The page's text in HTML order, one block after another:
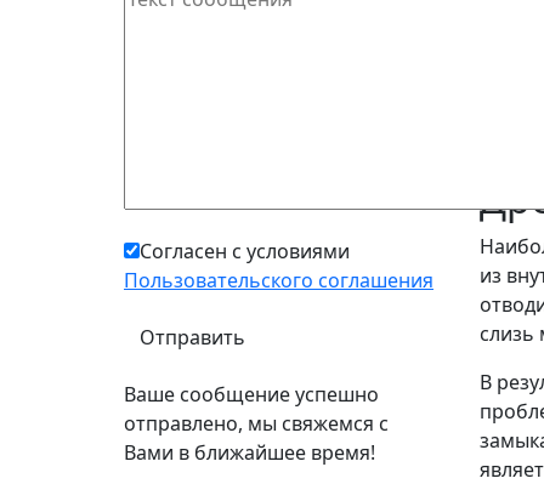
из
слизь
В
Согласен с условиями
Пользовательского соглашения
Ваше сообщение успешно
отправлено, мы свяжемся с
Вами в ближайшее время!